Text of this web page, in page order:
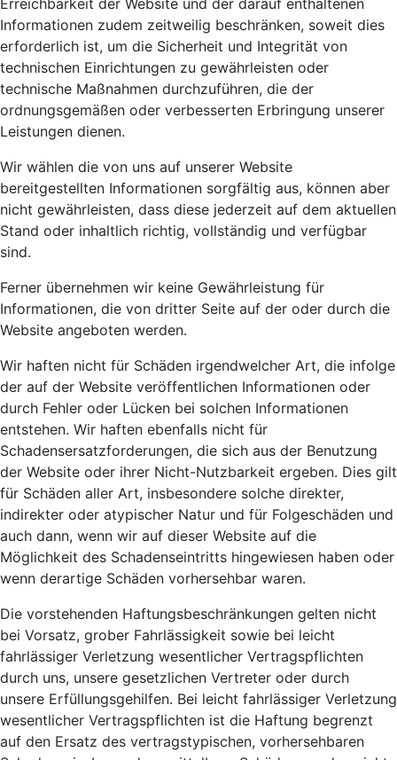
Erreichbarkeit der Website und der darauf enthaltenen
Informationen zudem zeitweilig beschränken, soweit dies
erforderlich ist, um die Sicherheit und Integrität von
technischen Einrichtungen zu gewährleisten oder
technische Maßnahmen durchzuführen, die der
ordnungsgemäßen oder verbesserten Erbringung unserer
Leistungen dienen.
Wir wählen die von uns auf unserer Website
bereitgestellten Informationen sorgfältig aus, können aber
nicht gewährleisten, dass diese jederzeit auf dem aktuellen
Stand oder inhaltlich richtig, vollständig und verfügbar
sind.
Ferner übernehmen wir keine Gewährleistung für
Informationen, die von dritter Seite auf der oder durch die
Website angeboten werden.
Wir haften nicht für Schäden irgendwelcher Art, die infolge
der auf der Website veröffentlichen Informationen oder
durch Fehler oder Lücken bei solchen Informationen
entstehen. Wir haften ebenfalls nicht für
Schadensersatzforderungen, die sich aus der Benutzung
der Website oder ihrer Nicht-Nutzbarkeit ergeben. Dies gilt
für Schäden aller Art, insbesondere solche direkter,
indirekter oder atypischer Natur und für Folgeschäden und
auch dann, wenn wir auf dieser Website auf die
Möglichkeit des Schadenseintritts hingewiesen haben oder
wenn derartige Schäden vorhersehbar waren.
Die vorstehenden Haftungsbeschränkungen gelten nicht
bei Vorsatz, grober Fahrlässigkeit sowie bei leicht
fahrlässiger Verletzung wesentlicher Vertragspflichten
durch uns, unsere gesetzlichen Vertreter oder durch
unsere Erfüllungsgehilfen. Bei leicht fahrlässiger Verletzung
wesentlicher Vertragspflichten ist die Haftung begrenzt
auf den Ersatz des vertragstypischen, vorhersehbaren